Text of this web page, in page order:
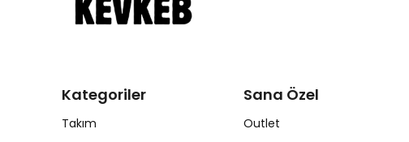
Kategoriler
Takım
Sana Özel
Outlet